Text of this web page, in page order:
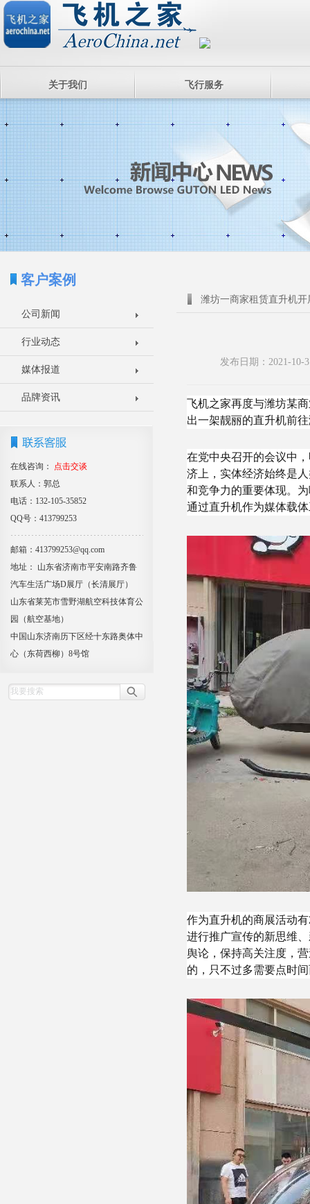
关于我们 飞行服务
客户案例
公司新闻
行业动态
媒体报道
品牌资讯
在线咨询：
点击交谈
联系人：郭总
电话：132-105-35852
QQ号：413799253
邮箱：413799253@qq.com
地址： 山东省济南市平安南路齐鲁
汽车生活广场D展厅（长清展厅）
山东省莱芜市雪野湖航空科技体育公
园（航空基地）
中国山东济南历下区经十东路奥体中
心（东荷西柳）8号馆
潍坊一商家租赁直升机
发布日期：2021-
飞机之家再度与潍坊某
出一架靓丽的直升机前
在党中央召开的会议中
济上，实体经济始终是
和竞争力的重要体现。
通过直升机作为媒体载
作为直升机的商展活动
进行推广宣传的新思维
舆论，保持高关注度，
的，只不过多需要点时